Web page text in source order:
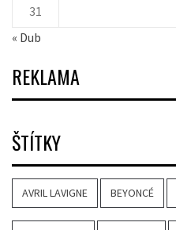
31
« Dub
REKLAMA
ŠTÍTKY
AVRIL LAVIGNE BEYONCÉ